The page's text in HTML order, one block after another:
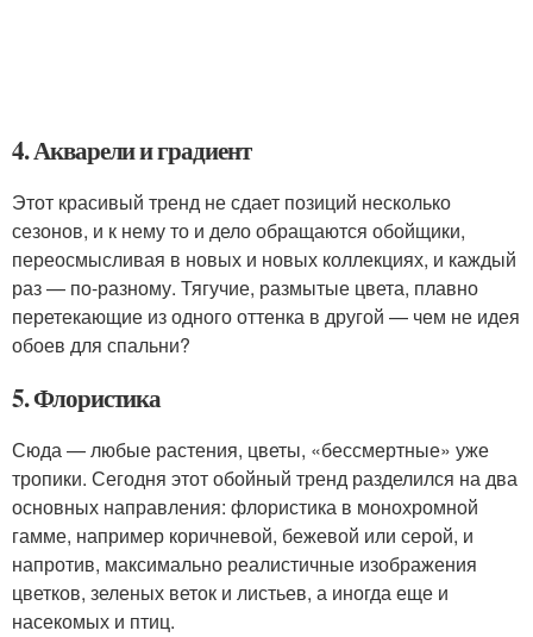
4. Акварели и градиент
Этот красивый тренд не сдает позиций несколько
сезонов, и к нему то и дело обращаются обойщики,
переосмысливая в новых и новых коллекциях, и каждый
раз — по-разному. Тягучие, размытые цвета, плавно
перетекающие из одного оттенка в другой — чем не идея
обоев для спальни?
5. Флористика
Сюда — любые растения, цветы, «бессмертные» уже
тропики. Сегодня этот обойный тренд разделился на два
основных направления: флористика в монохромной
гамме, например коричневой, бежевой или серой, и
напротив, максимально реалистичные изображения
цветков, зеленых веток и листьев, а иногда еще и
насекомых и птиц.